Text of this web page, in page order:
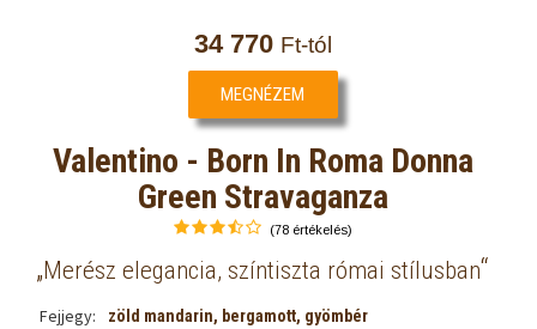
34 770 Ft-tól
MEGNÉZEM
Valentino - Born In Roma Donna
Green Stravaganza
(78 értékelés)
„Merész elegancia, színtiszta római stílusban“
Fejjegy: zöld mandarin, bergamott, gyömbér